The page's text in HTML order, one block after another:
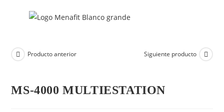
Producto anterior Siguiente producto
MS-4000 MULTIESTATION